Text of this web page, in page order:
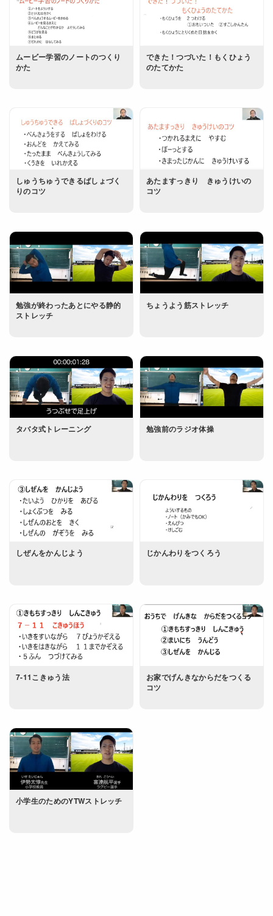
ムービー学習のノートのつくり
かた
できた！つづいた！もくひょう
のたてかた
しゅうちゅうできるばしょづく
りのコツ
あたますっきり きゅうけいの
コツ
勉強が終わったあとにやる静的
ストレッチ
ちょうよう筋ストレッチ
タバタ式トレーニング 勉強前のラジオ体操
しぜんをかんじよう じかんわりをつくろう
7-11こきゅう法
お家でげんきなからだをつくる
コツ
小学生のためのYTWストレッチ